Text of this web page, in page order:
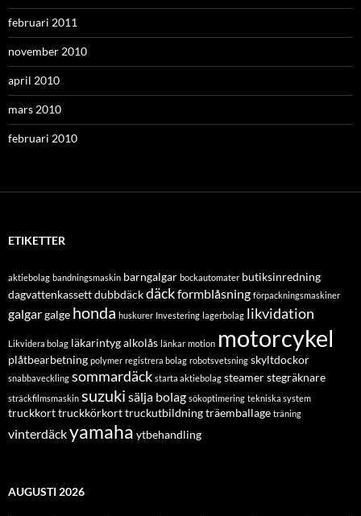
februari 2011
november 2010
april 2010
mars 2010
februari 2010
ETIKETTER
aktiebolag bandningsmaskin barngalgar bockautomater butiksinredning
dagvattenkassettdubbdäckdäckformblåsning förpackningsmaskiner
galgargalge honda huskurer Investering lagerbolag likvidation
Likvidera bolag läkarintyg alkolås länkar motion motorcykel
plåtbearbetning polymer registrera bolag robotsvetsning skyltdockor
snabbaveckling sommardäck starta aktiebolag steamerstegräknare
sträckfilmsmaskin suzuki sälja bolag sökoptimering tekniska system
truckkorttruckkörkorttruckutbildningträemballage träning
vinterdäckyamaha ytbehandling
AUGUSTI 2026